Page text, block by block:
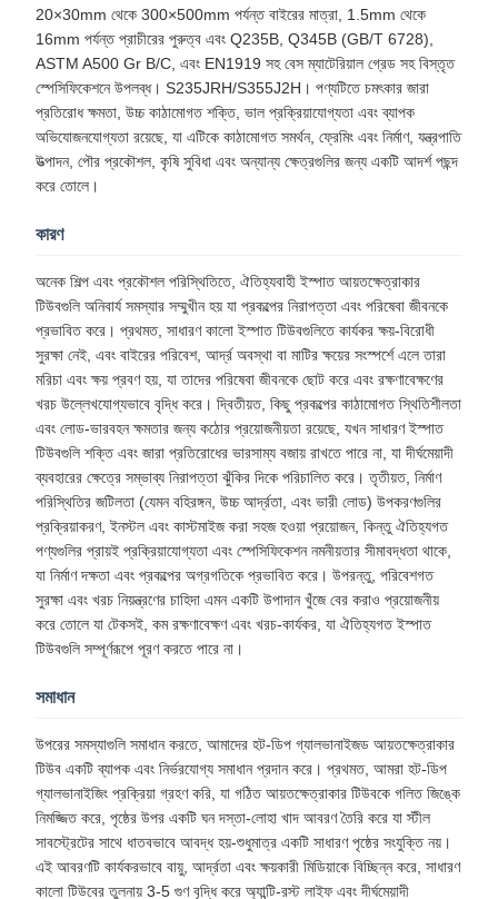
20×30mm থেকে 300×500mm পর্যন্ত বাইরের মাত্রা, 1.5mm থেকে
16mm পর্যন্ত প্রাচীরের পুরুত্ব এবং Q235B, Q345B (GB/T 6728),
ASTM A500 Gr B/C, এবং EN1919 সহ বেস ম্যাটেরিয়াল গ্রেড সহ বিস্তৃত
স্পেসিফিকেশনে উপলব্ধ। S235JRH/S355J2H। পণ্যটিতে চমৎকার জারা
প্রতিরোধ ক্ষমতা, উচ্চ কাঠামোগত শক্তি, ভাল প্রক্রিয়াযোগ্যতা এবং ব্যাপক
অভিযোজনযোগ্যতা রয়েছে, যা এটিকে কাঠামোগত সমর্থন, ফ্রেমিং এবং নির্মাণ, যন্ত্রপাতি
উত্পাদন, পৌর প্রকৌশল, কৃষি সুবিধা এবং অন্যান্য ক্ষেত্রগুলির জন্য একটি আদর্শ পছন্দ
করে তোলে।
কারণ
অনেক শিল্প এবং প্রকৌশল পরিস্থিতিতে, ঐতিহ্যবাহী ইস্পাত আয়তক্ষেত্রাকার
টিউবগুলি অনিবার্য সমস্যার সম্মুখীন হয় যা প্রকল্পের নিরাপত্তা এবং পরিষেবা জীবনকে
প্রভাবিত করে। প্রথমত, সাধারণ কালো ইস্পাত টিউবগুলিতে কার্যকর ক্ষয়-বিরোধী
সুরক্ষা নেই, এবং বাইরের পরিবেশ, আর্দ্র অবস্থা বা মাটির ক্ষয়ের সংস্পর্শে এলে তারা
মরিচা এবং ক্ষয় প্রবণ হয়, যা তাদের পরিষেবা জীবনকে ছোট করে এবং রক্ষণাবেক্ষণের
খরচ উল্লেখযোগ্যভাবে বৃদ্ধি করে। দ্বিতীয়ত, কিছু প্রকল্পের কাঠামোগত স্থিতিশীলতা
এবং লোড-ভারবহন ক্ষমতার জন্য কঠোর প্রয়োজনীয়তা রয়েছে, যখন সাধারণ ইস্পাত
টিউবগুলি শক্তি এবং জারা প্রতিরোধের ভারসাম্য বজায় রাখতে পারে না, যা দীর্ঘমেয়াদী
ব্যবহারের ক্ষেত্রে সম্ভাব্য নিরাপত্তা ঝুঁকির দিকে পরিচালিত করে। তৃতীয়ত, নির্মাণ
পরিস্থিতির জটিলতা (যেমন বহিরঙ্গন, উচ্চ আর্দ্রতা, এবং ভারী লোড) উপকরণগুলির
প্রক্রিয়াকরণ, ইনস্টল এবং কাস্টমাইজ করা সহজ হওয়া প্রয়োজন, কিন্তু ঐতিহ্যগত
পণ্যগুলির প্রায়ই প্রক্রিয়াযোগ্যতা এবং স্পেসিফিকেশন নমনীয়তার সীমাবদ্ধতা থাকে,
যা নির্মাণ দক্ষতা এবং প্রকল্পের অগ্রগতিকে প্রভাবিত করে। উপরন্তু, পরিবেশগত
সুরক্ষা এবং খরচ নিয়ন্ত্রণের চাহিদা এমন একটি উপাদান খুঁজে বের করাও প্রয়োজনীয়
করে তোলে যা টেকসই, কম রক্ষণাবেক্ষণ এবং খরচ-কার্যকর, যা ঐতিহ্যগত ইস্পাত
টিউবগুলি সম্পূর্ণরূপে পূরণ করতে পারে না।
সমাধান
উপরের সমস্যাগুলি সমাধান করতে, আমাদের হট-ডিপ গ্যালভানাইজড আয়তক্ষেত্রাকার
টিউব একটি ব্যাপক এবং নির্ভরযোগ্য সমাধান প্রদান করে। প্রথমত, আমরা হট-ডিপ
গ্যালভানাইজিং প্রক্রিয়া গ্রহণ করি, যা গঠিত আয়তক্ষেত্রাকার টিউবকে গলিত জিঙ্কে
নিমজ্জিত করে, পৃষ্ঠের উপর একটি ঘন দস্তা-লোহা খাদ আবরণ তৈরি করে যা স্টীল
সাবস্ট্রেটের সাথে ধাতবভাবে আবদ্ধ হয়-শুধুমাত্র একটি সাধারণ পৃষ্ঠের সংযুক্তি নয়।
এই আবরণটি কার্যকরভাবে বায়ু, আর্দ্রতা এবং ক্ষয়কারী মিডিয়াকে বিচ্ছিন্ন করে, সাধারণ
কালো টিউবের তুলনায় 3-5 গুণ বৃদ্ধি করে অ্যান্টি-রস্ট লাইফ এবং দীর্ঘমেয়াদী